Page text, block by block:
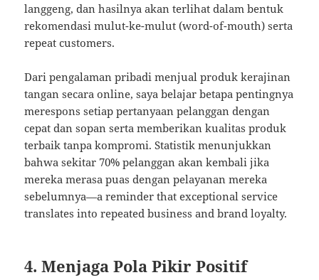
langgeng, dan hasilnya akan terlihat dalam bentuk
rekomendasi mulut-ke-mulut (word-of-mouth) serta
repeat customers.
Dari pengalaman pribadi menjual produk kerajinan
tangan secara online, saya belajar betapa pentingnya
merespons setiap pertanyaan pelanggan dengan
cepat dan sopan serta memberikan kualitas produk
terbaik tanpa kompromi. Statistik menunjukkan
bahwa sekitar 70% pelanggan akan kembali jika
mereka merasa puas dengan pelayanan mereka
sebelumnya—a reminder that exceptional service
translates into repeated business and brand loyalty.
4. Menjaga Pola Pikir Positif